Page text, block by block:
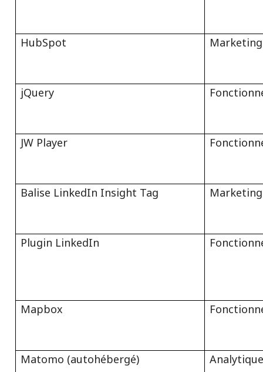
HubSpot Marketing
jQuery
JW Player
Balise LinkedIn Insight Tag Marketing
Plugin LinkedIn
Mapbox
Matomo (autohébergé) Analytique